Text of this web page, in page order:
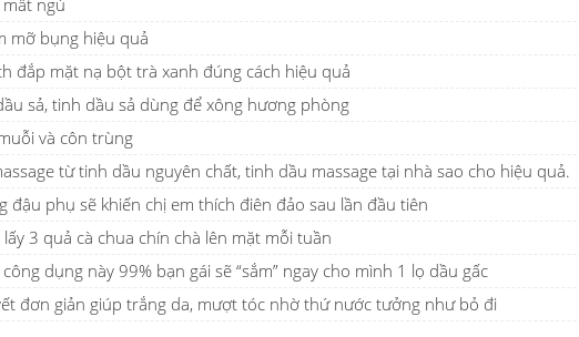
mỡ bụng hiệu quả
đắp mặt nạ bột trà xanh đúng cách hiệu quả
sả, tinh dầu sả dùng để xông hương phòng
và côn trùng
từ tinh dầu nguyên chất, tinh dầu massage tại nhà sao cho hiệu quả.
đậu phụ sẽ khiến chị em thích điên đảo sau lần đầu tiên
3 quả cà chua chín chà lên mặt mỗi tuần
dụng này 99% bạn gái sẽ “sắm” ngay cho mình 1 lọ dầu gấc
đơn giản giúp trắng da, mượt tóc nhờ thứ nước tưởng như bỏ đi